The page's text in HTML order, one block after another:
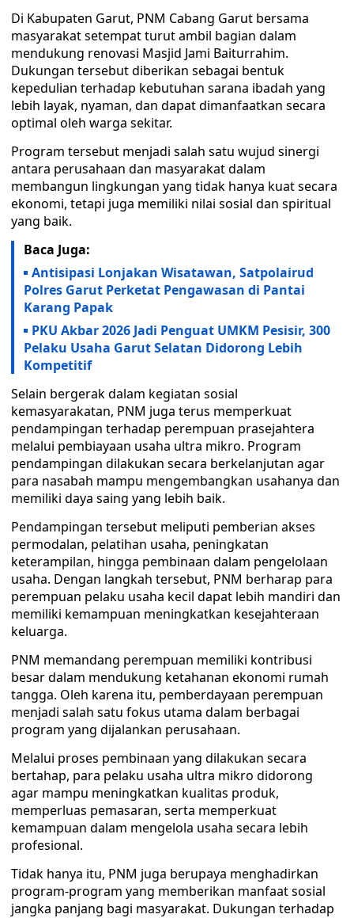
Di Kabupaten Garut, PNM Cabang Garut bersama
masyarakat setempat turut ambil bagian dalam
mendukung renovasi Masjid Jami Baiturrahim.
Dukungan tersebut diberikan sebagai bentuk
kepedulian terhadap kebutuhan sarana ibadah yang
lebih layak, nyaman, dan dapat dimanfaatkan secara
optimal oleh warga sekitar.
Program tersebut menjadi salah satu wujud sinergi
antara perusahaan dan masyarakat dalam
membangun lingkungan yang tidak hanya kuat secara
ekonomi, tetapi juga memiliki nilai sosial dan spiritual
yang baik.
Baca Juga:
Antisipasi Lonjakan Wisatawan, Satpolairud
Polres Garut Perketat Pengawasan di Pantai
Karang Papak
PKU Akbar 2026 Jadi Penguat UMKM Pesisir, 300
Pelaku Usaha Garut Selatan Didorong Lebih
Kompetitif
Selain bergerak dalam kegiatan sosial
kemasyarakatan, PNM juga terus memperkuat
pendampingan terhadap perempuan prasejahtera
melalui pembiayaan usaha ultra mikro. Program
pendampingan dilakukan secara berkelanjutan agar
para nasabah mampu mengembangkan usahanya dan
memiliki daya saing yang lebih baik.
Pendampingan tersebut meliputi pemberian akses
permodalan, pelatihan usaha, peningkatan
keterampilan, hingga pembinaan dalam pengelolaan
usaha. Dengan langkah tersebut, PNM berharap para
perempuan pelaku usaha kecil dapat lebih mandiri dan
memiliki kemampuan meningkatkan kesejahteraan
keluarga.
PNM memandang perempuan memiliki kontribusi
besar dalam mendukung ketahanan ekonomi rumah
tangga. Oleh karena itu, pemberdayaan perempuan
menjadi salah satu fokus utama dalam berbagai
program yang dijalankan perusahaan.
Melalui proses pembinaan yang dilakukan secara
bertahap, para pelaku usaha ultra mikro didorong
agar mampu meningkatkan kualitas produk,
memperluas pemasaran, serta memperkuat
kemampuan dalam mengelola usaha secara lebih
profesional.
Tidak hanya itu, PNM juga berupaya menghadirkan
program-program yang memberikan manfaat sosial
jangka panjang bagi masyarakat. Dukungan terhadap